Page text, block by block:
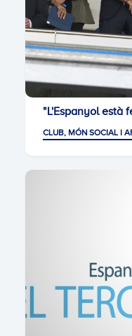
"L'Espanyol està
CLUB, MÓN SOCIAL I